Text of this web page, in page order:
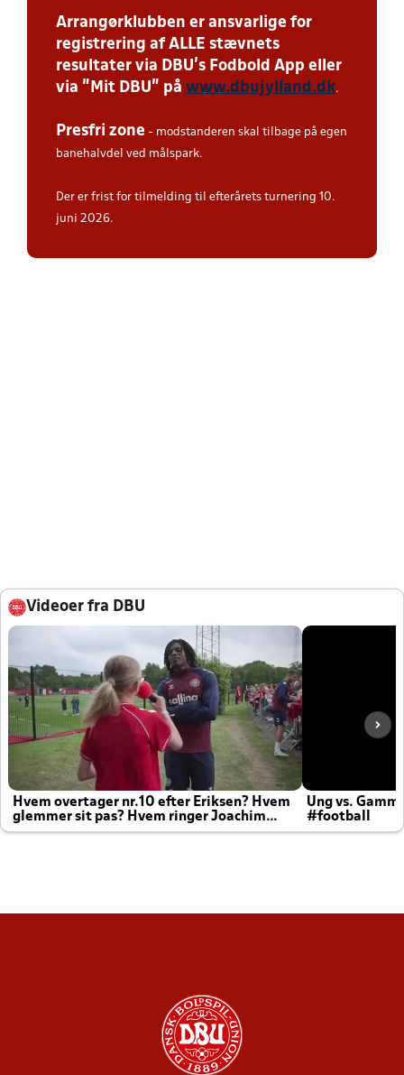
Arrangørklubben er ansvarlige for
registrering af ALLE stævnets
resultater via DBU’s Fodbold App eller
via ”Mit DBU” på www.dbujylland.dk.
Presfri zone - modstanderen skal tilbage på egen
banehalvdel ved målspark.
Der er frist for tilmelding til efterårets turnering 10.
juni 2026.
Videoer fra DBU
Hvem overtager nr.10 efter Eriksen? Hvem
glemmer sit pas? Hvem ringer Joachim
altid til efter kampe?
Ung vs.
#football